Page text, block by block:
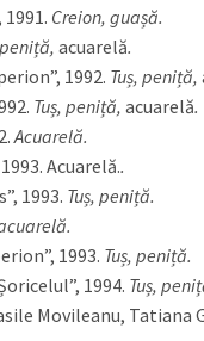
Creion, guașă.
peniță,acuarelă.
1992. Tuș, peniță,
Tuș, peniță,acuarelă.
Acuarelă.
Acuarelă..
1993. Tuș, peniță.
1993. Tuș, peniță.
1994. Tuș,
Movileanu, Tatiana